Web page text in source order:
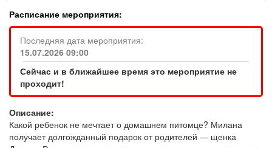
Расписание мероприятия:
Последняя дата мероприятия:
15.07.2026 09:00
Сейчас и в ближайшее время это мероприятие не
проходит!
Описание:
Какой ребенок не мечтает о домашнем питомце? Милана
получает долгожданный подарок от родителей — щенка